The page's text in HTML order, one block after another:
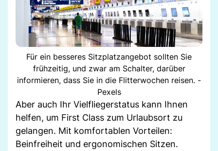
Für ein besseres Sitzplatzangebot sollten Sie
frühzeitig, und zwar am Schalter, darüber
informieren, dass Sie in die Flitterwochen reisen. -
Pexels
Aber auch Ihr Vielfliegerstatus kann Ihnen
helfen, um First Class zum Urlaubsort zu
gelangen. Mit komfortablen Vorteilen:
Beinfreiheit und ergonomischen Sitzen.